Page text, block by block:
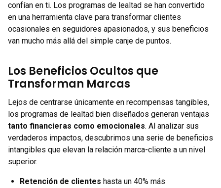
confían en ti. Los programas de lealtad se han convertido
en una herramienta clave para transformar clientes
ocasionales en seguidores apasionados, y sus beneficios
van mucho más allá del simple canje de puntos.
Los Beneficios Ocultos que
Transforman Marcas
Lejos de centrarse únicamente en recompensas tangibles,
los programas de lealtad bien diseñados generan ventajas
tanto financieras como emocionales. Al analizar sus
verdaderos impactos, descubrimos una serie de beneficios
intangibles que elevan la relación marca-cliente a un nivel
superior.
Retención de clientes hasta un 40% más